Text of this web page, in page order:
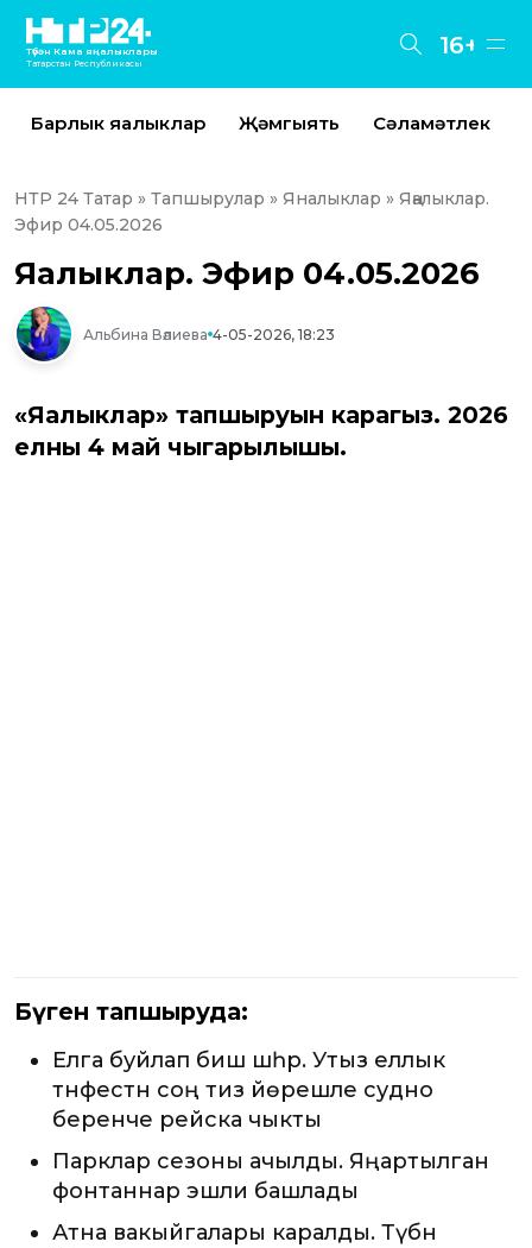
Түбән Кама яңалыклары
Татарстан Республикасы
16+
Барлык яңалыклар Җәмгыять Сәламәтлек
НТР 24 Татар » Тапшырулар » Яналыклар » Яңалыклар.
Эфир 04.05.2026
Яңалыклар. Эфир 04.05.2026
Альбина Вәлиева 4-05-2026, 18:23
«Яңалыклар» тапшыруын карагыз. 2026
елның 4 май чыгарылышы.
Бүген тапшыруда:
Елга буйлап биш шәһәр. Утыз еллык
тәнәфестән соң тиз йөрешле судно
беренче рейска чыкты
Парклар сезоны ачылды. Яңартылган
фонтаннар эшли башлады
Атна вакыйгалары каралды. Түбән